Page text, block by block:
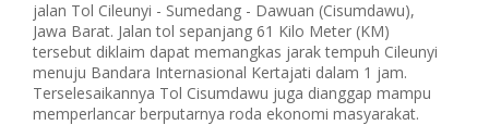
jalan Tol Cileunyi - Sumedang - Dawuan (Cisumdawu),
Jawa Barat. Jalan tol sepanjang 61 Kilo Meter (KM)
tersebut diklaim dapat memangkas jarak tempuh Cileunyi
menuju Bandara Internasional Kertajati dalam 1 jam.
Terselesaikannya Tol Cisumdawu juga dianggap mampu
memperlancar berputarnya roda ekonomi masyarakat.